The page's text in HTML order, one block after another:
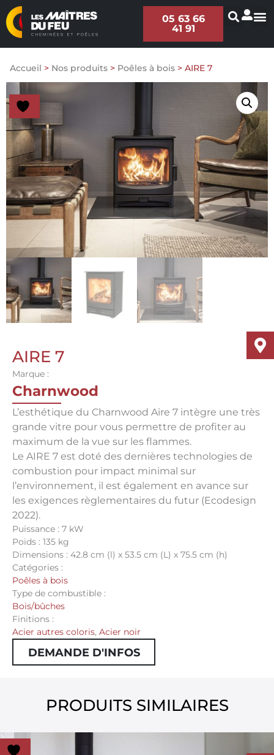
05 63 66
41 91
Accueil > Nos produits > Poêles à bois > AIRE 7
AIRE 7
Marque :
Charnwood
L’esthétique du Charnwood Aire 7 intègre une très
grande vitre pour vous permettre de profiter au
maximum de la vue sur les flammes.
Le AIRE 7 est doté des dernières technologies de
combustion pour impact minimal sur
l’environnement, il est également en avance sur
les exigences règlementaires du futur (Ecodesign
2022).
Puissance : 7 kW
Poids : 135 kg
Dimensions : 42.8 cm (l) x 53.5 cm (L) x 75.5 cm (h)
Catégories :
Poêles à bois
Type de combustible :
Bois/bûches
Finitions :
Acier autres coloris, Acier noir
DEMANDE D'INFOS
PRODUITS SIMILAIRES